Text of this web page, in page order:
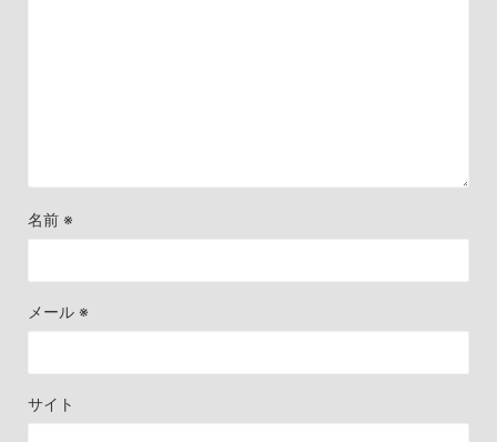
名前 ※
メール ※
サイト